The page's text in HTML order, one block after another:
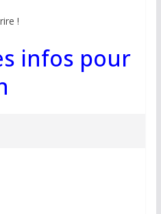
!
infos pour